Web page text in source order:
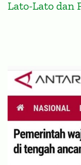
Lato-Lato dan